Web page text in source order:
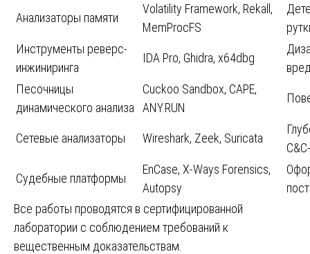
Анализаторы памяти
Volatility Framework, Rekall,
MemProcFS
Инструменты реверс-
инжиниринга
IDA Pro, Ghidra, x64dbg
Песочницы
динамического анализа
Cuckoo Sandbox, CAPE,
ANY.RUN
Сетевые анализаторы Wireshark, Zeek, Suricata
Судебные платформы
EnCase, X-Ways Forensics,
Autopsy
Все работы проводятся в сертифицированной
лаборатории с соблюдением требований к
вещественным доказательствам.